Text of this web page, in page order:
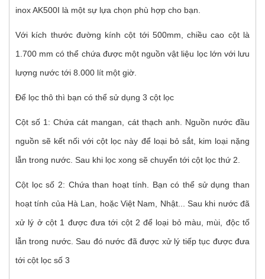
inox AK500I là một sự lựa chọn phù hợp cho bạn.
Với kích thước đường kính cột tới 500mm, chiều cao cột là
1.700 mm có thể chứa được một nguồn vật liệu lọc lớn với lưu
lượng nước tới 8.000 lít một giờ.
Để lọc thô thì bạn có thể sử dụng 3 cột lọc
Cột số 1: Chứa cát mangan, cát thạch anh. Nguồn nước đầu
nguồn sẽ kết nối với cột lọc này để loại bỏ sắt, kim loại nặng
lẫn trong nước. Sau khi lọc xong sẽ chuyển tới cột lọc thứ 2.
Cột lọc số 2: Chứa than hoạt tính. Bạn có thể sử dụng than
hoạt tính của Hà Lan, hoặc Việt Nam, Nhật... Sau khi nước đã
xử lý ở cột 1 được đưa tới cột 2 để loại bỏ màu, mùi, độc tố
lẫn trong nước. Sau đó nước đã được xử lý tiếp tục được đưa
tới cột lọc số 3